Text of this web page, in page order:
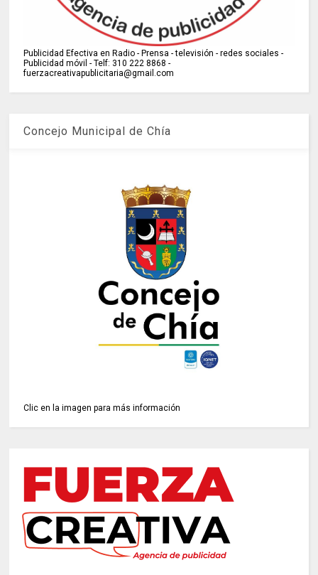
Publicidad Efectiva en Radio - Prensa - televisión - redes sociales -
Publicidad móvil - Telf: 310 222 8868 -
fuerzacreativapublicitaria@gmail.com
Concejo Municipal de Chía
Clic en la imagen para más información